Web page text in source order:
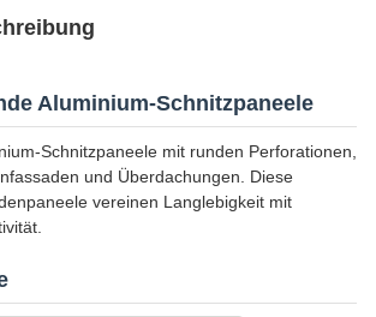
Aluminium-Schnitzpaneele
Schnitzpaneele mit runden Perforationen,
und Überdachungen. Diese
vereinen Langlebigkeit mit